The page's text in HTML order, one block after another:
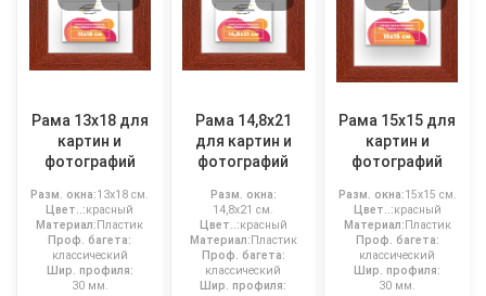
Рама 13x18 для
картин и
фотографий
Разм. окна:13x18 см.
Цвет..:красный
Материал: Пластик
Проф. багета:
классический
Шир. профиля:
30 мм.
Рама 14,8x21
для картин и
фотографий
Разм. окна:
14,8x21 см.
Цвет..:красный
Материал: Пластик
Проф. багета:
классический
Шир. профиля:
Рама 15x15 для
картин и
фотографий
Разм. окна:15x15 см.
Цвет..:красный
Материал: Пластик
Проф. багета:
классический
Шир. профиля:
30 мм.